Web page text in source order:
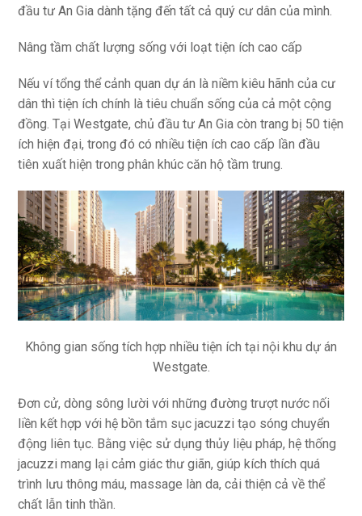
đầu tư An Gia dành tặng đến tất cả quý cư dân của mình.
Nâng tầm chất lượng sống với loạt tiện ích cao cấp
Nếu ví tổng thể cảnh quan dự án là niềm kiêu hãnh của cư
dân thì tiện ích chính là tiêu chuẩn sống của cả một cộng
đồng. Tại Westgate, chủ đầu tư An Gia còn trang bị 50 tiện
ích hiện đại, trong đó có nhiều tiện ích cao cấp lần đầu
tiên xuất hiện trong phân khúc căn hộ tầm trung.
Không gian sống tích hợp nhiều tiện ích tại nội khu dự án
Westgate.
Đơn cử, dòng sông lười với những đường trượt nước nối
liền kết hợp với hệ bồn tắm sục jacuzzi tạo sóng chuyển
động liên tục. Bằng việc sử dụng thủy liệu pháp, hệ thống
jacuzzi mang lại cảm giác thư giãn, giúp kích thích quá
trình lưu thông máu, massage làn da, cải thiện cả về thể
chất lẫn tinh thần.